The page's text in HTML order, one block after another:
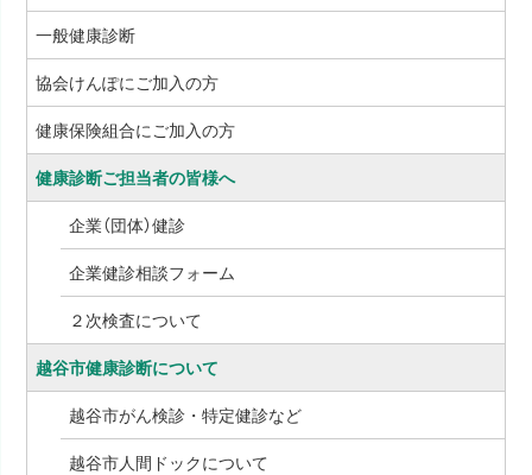
一般健康診断
協会けんぽにご加入の方
健康保険組合にご加入の方
健康診断ご担当者の皆様へ
企業（団体）健診
企業健診相談フォーム
２次検査について
越谷市健康診断について
越谷市がん検診・特定健診など
越谷市人間ドックについて